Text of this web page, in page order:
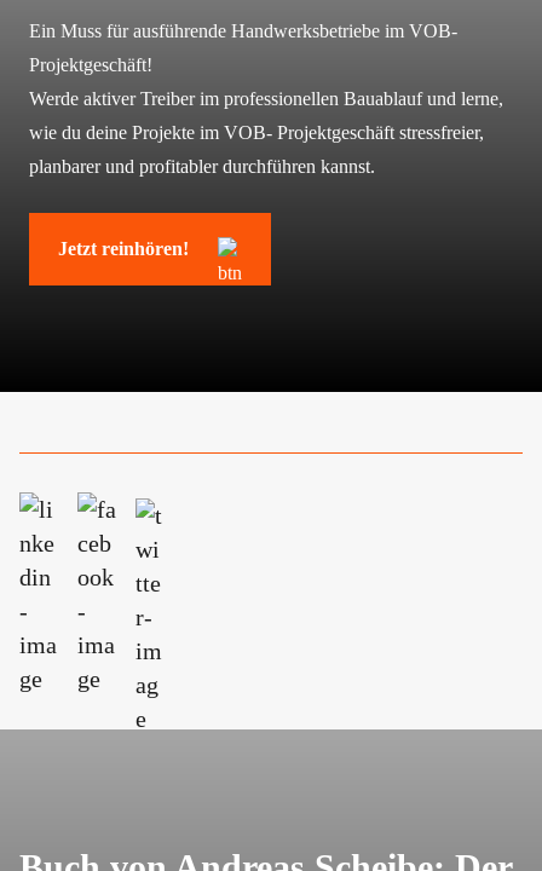
Ein Muss für ausführende Handwerksbetriebe im VOB-
Projektgeschäft!
Werde aktiver Treiber im professionellen Bauablauf und lerne,
wie du deine Projekte im VOB- Projektgeschäft stressfreier,
planbarer und profitabler durchführen kannst.
Jetzt reinhören!